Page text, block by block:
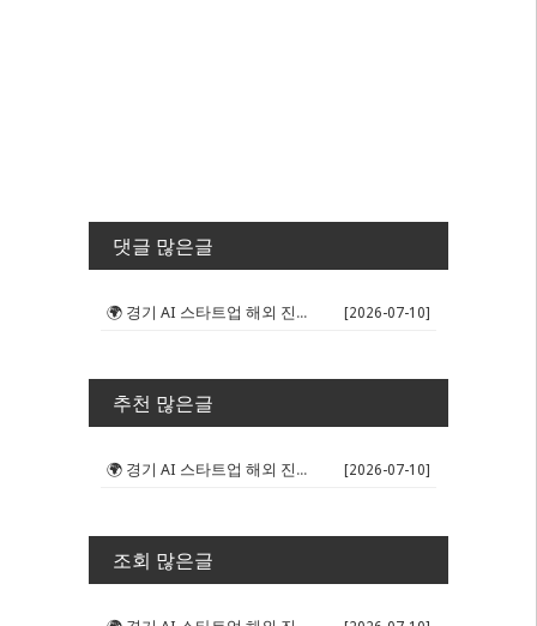
댓글 많은글
🌍 경기 AI 스타트업 해외 진출 판... [2026-07-10]
추천 많은글
🌍 경기 AI 스타트업 해외 진출 판... [2026-07-10]
조회 많은글